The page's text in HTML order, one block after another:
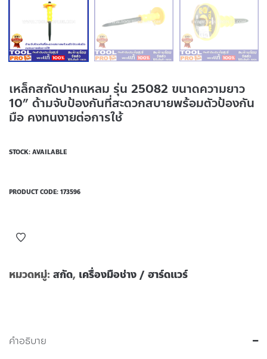
เหล็กสกัดปากแหลม รุ่น 25082 ขนาดความยาว
10” ด้ามจับป้องกันที่สะดวกสบายพร้อมตัวป้องกัน
มือ คงทนงายต่อการใช้
STOCK: AVAILABLE
PRODUCT CODE: 173596
หมวดหมู่: สกัด, เครื่องมือช่าง / ฮาร์ดแวร์
คำอธิบาย